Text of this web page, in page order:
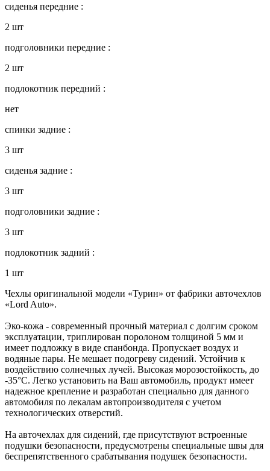
сиденья передние :
2 шт
подголовники передние :
2 шт
подлокотник передний :
нет
спинки задние :
3 шт
сиденья задние :
3 шт
подголовники задние :
3 шт
подлокотник задний :
1 шт
Чехлы оригинальной модели «Турин» от фабрики авточехлов
«Lord Auto».
Эко-кожа - современный прочный материал с долгим сроком
эксплуатации, триплирован поролоном толщиной 5 мм и
имеет подложку в виде спанбонда. Пропускает воздух и
водяные пары. Не мешает подогреву сидений. Устойчив к
воздействию солнечных лучей. Высокая морозостойкость, до
-35°C. Легко установить на Ваш автомобиль, продукт имеет
надежное крепление и разработан специально для данного
автомобиля по лекалам автопроизводителя с учетом
технологических отверстий.
На авточехлах для сидений, где присутствуют встроенные
подушки безопасности, предусмотрены специальные швы для
беспрепятственного срабатывания подушек безопасности.